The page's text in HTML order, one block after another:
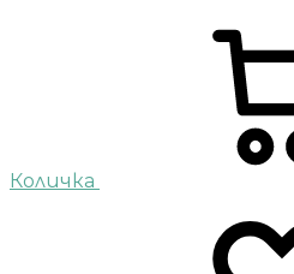
Количка